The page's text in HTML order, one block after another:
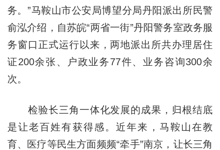
务。”马鞍山市公安局博望分局丹阳派出所民警
俞泓介绍，自苏皖“两省一街”丹阳警务室政务服
务窗口正式运行以来，两地派出所共办理居住
证200余张、户政业务77件、业务咨询300余
次。
检验长三角一体化发展的成果，归根结底
是让老百姓有获得感。近年来，马鞍山在教
育、医疗等民生方面频频“牵手”南京，让长三角